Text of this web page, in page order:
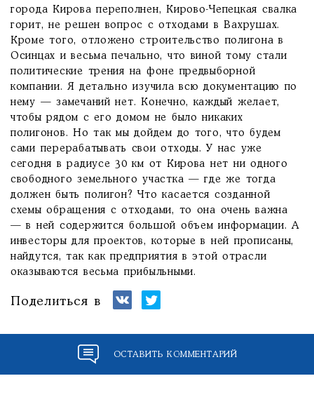
города Кирова переполнен, Кирово-Чепецкая свалка
горит, не решен вопрос с отходами в Вахрушах.
Кроме того, отложено строительство полигона в
Осинцах и весьма печально, что виной тому стали
политические трения на фоне предвыборной
компании. Я детально изучила всю документацию по
нему — замечаний нет. Конечно, каждый желает,
чтобы рядом с его домом не было никаких
полигонов. Но так мы дойдем до того, что будем
сами перерабатывать свои отходы. У нас уже
сегодня в радиусе 30 км от Кирова нет ни одного
свободного земельного участка — где же тогда
должен быть полигон? Что касается созданной
схемы обращения с отходами, то она очень важна
— в ней содержится большой объем информации. А
инвесторы для проектов, которые в ней прописаны,
найдутся, так как предприятия в этой отрасли
оказываются весьма прибыльными.
Поделиться в
ОСТАВИТЬ КОММЕНТАРИЙ